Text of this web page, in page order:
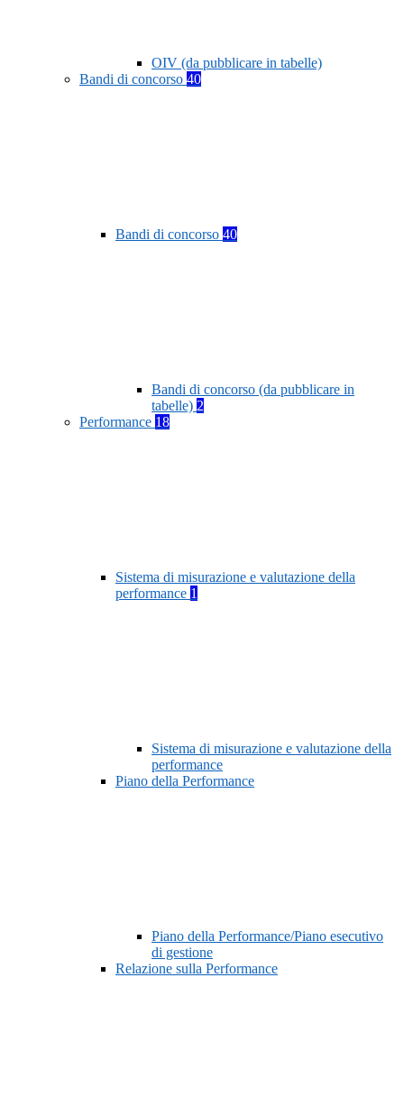
OIV (da pubblicare in tabelle)
Bandi di concorso 40
Bandi di concorso 40
Bandi di concorso (da pubblicare in
tabelle) 2
Performance 18
Sistema di misurazione e valutazione della
performance 1
Sistema di misurazione e valutazione della
performance
Piano della Performance
Piano della Performance/Piano esecutivo
di gestione
Relazione sulla Performance